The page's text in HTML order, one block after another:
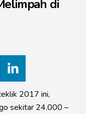
di
2017 ini,
sekitar 24.000 –